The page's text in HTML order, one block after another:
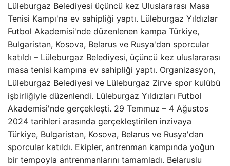
Lüleburgaz Belediyesi üçüncü kez Uluslararası Masa
Tenisi Kampı'na ev sahipliği yaptı. Lüleburgaz Yıldızlar
Futbol Akademisi'nde düzenlenen kampa Türkiye,
Bulgaristan, Kosova, Belarus ve Rusya'dan sporcular
katıldı – Lüleburgaz Belediyesi, üçüncü kez uluslararası
masa tenisi kampına ev sahipliği yaptı. Organizasyon,
Lüleburgaz Belediyesi ve Lüleburgaz Zirve spor kulübü
işbirliğiyle düzenlendi. Lüleburgaz Yıldızları Futbol
Akademisi'nde gerçekleşti. 29 Temmuz – 4 Ağustos
2024 tarihleri ​​arasında gerçekleştirilen inzivaya
Türkiye, Bulgaristan, Kosova, Belarus ve Rusya'dan
sporcular katıldı. Ekipler, antrenman kampında yoğun
bir tempoyla antrenmanlarını tamamladı. Belaruslu